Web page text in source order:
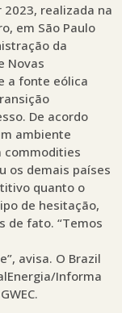
realizada na
em São Paulo
da
Novas
a fonte eólica
De acordo
ambiente
commodities
os demais países
quanto o
de hesitação,
de fato. “Temos
avisa. O Brazil
Informa